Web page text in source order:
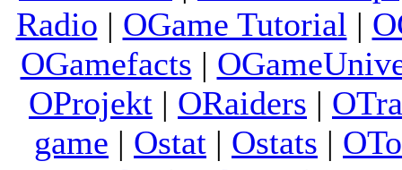
Radio | OGame Tutorial |
OGamefacts |
OProjekt | ORaiders |
game | Ostat | Ostats |